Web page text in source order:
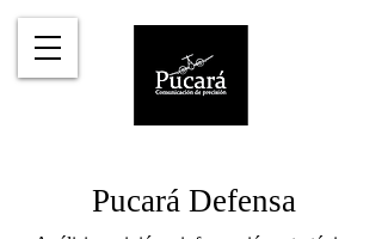
Pucará Defensa